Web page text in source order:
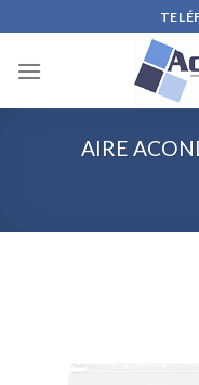
to
content
AIRE